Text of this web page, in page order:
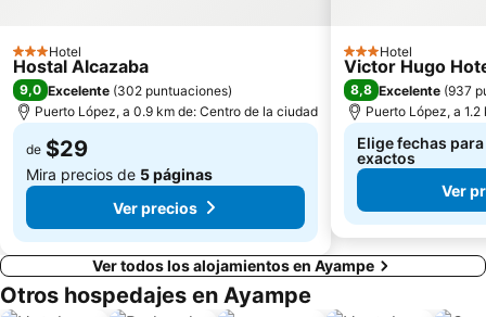
3 Estrellas
Hotel
Hostal Alcazaba
9,0 Excelente (302 puntuaciones)
Puerto López, a 0.9 km de: Centro de la ciudad
de $29
Mira precios de 5 páginas
Ver precios
3 Estrellas
Hotel
Victor Hugo
8,8 Excelente (937
Puerto López, a
Elige fechas
exactos
Ver
Ver todos los alojamientos en Ayampe
Otros hospedajes en Ayampe